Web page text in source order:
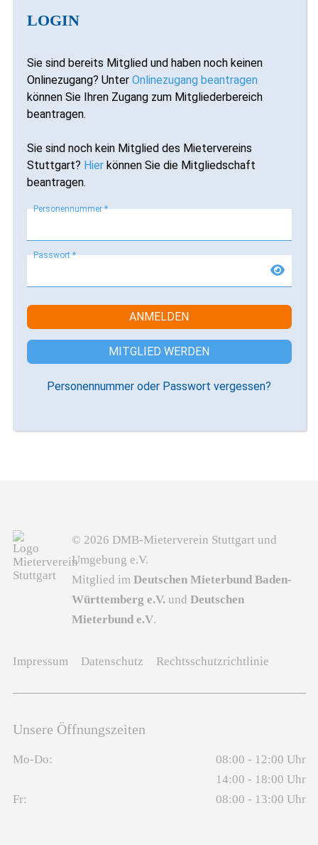
Mitgliedschaft beantragen
Onlinezugang beantragen
LOGIN
Sie sind bereits Mitglied und haben noch keinen
Onlinezugang? Unter Onlinezugang beantragen
können Sie Ihren Zugang zum Mitgliederbereich
beantragen.
Sie sind noch kein Mitglied des Mietervereins
Stuttgart? Hier können Sie die Mitgliedschaft
beantragen.
Personennummer *
Passwort *
ANMELDEN
MITGLIED WERDEN
Personennummer oder Passwort vergessen?
© 2026 DMB-Mieterverein Stuttgart und
Umgebung e.V.
Mitglied im Deutschen Mieterbund Baden-
Württemberg e.V.und Deutschen
Mieterbund e.V.
Impressum Datenschutz Rechtsschutzrichtlinie
Unsere Öffnungszeiten
Mo-Do:
08:00 - 12:00 Uhr
14:00 - 18:00 Uhr
Fr:
08:00 - 13:00 Uhr